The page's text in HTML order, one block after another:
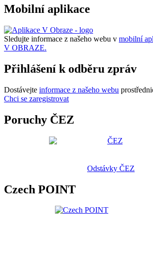
Mobilní aplikace
Sledujte informace z našeho webu v mobilní
V OBRAZE.
Přihlášení k odběru zpráv
Dostávejte informace z našeho webu
Chci se zaregistrovat
Poruchy ČEZ
Odstávky ČEZ
Czech POINT